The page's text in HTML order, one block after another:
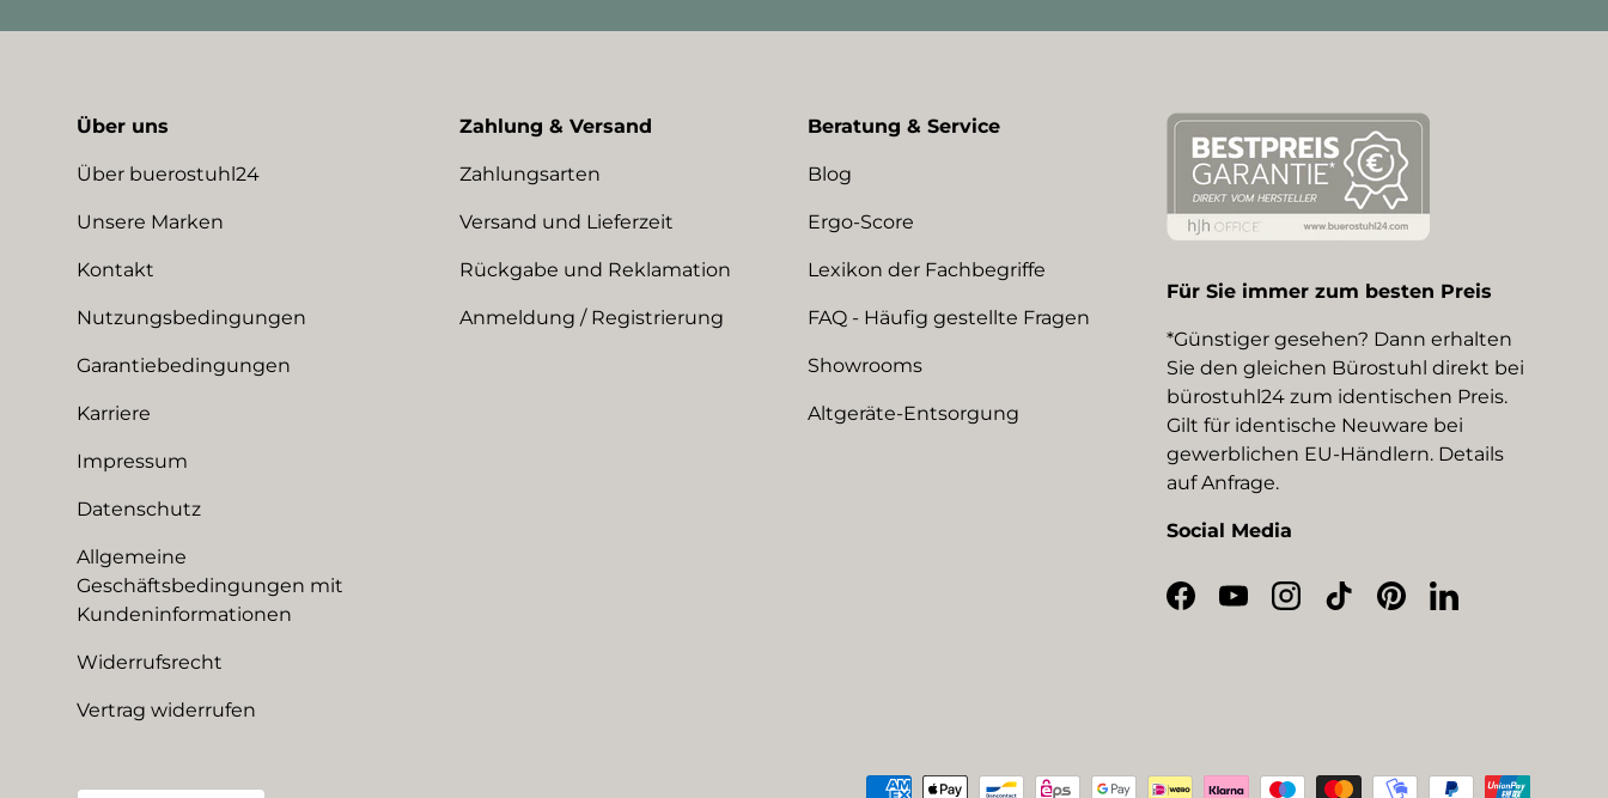
Über uns
Über buerostuhl24
Unsere Marken
Kontakt
Nutzungsbedingungen
Garantiebedingungen
Karriere
Impressum
Datenschutz
Allgemeine
Geschäftsbedingungen mit
Kundeninformationen
Widerrufsrecht
Vertrag widerrufen
Zahlung & Versand
Zahlungsarten
Versand und Lieferzeit
Rückgabe und Reklamation
Anmeldung / Registrierung
Beratung & Service
Blog
Ergo-Score
Lexikon der Fachbegriffe
FAQ - Häufig gestellte Fragen
Showrooms
Altgeräte-Entsorgung
Für Sie immer zum besten Preis
*Günstiger gesehen? Dann erhalten
Sie den gleichen Bürostuhl direkt bei
bürostuhl24 zum identischen Preis.
Gilt für identische Neuware bei
gewerblichen EU-Händlern. Details
auf Anfrage.
Social Media
Facebook
YouTubeInstagram
TikTokPinterestLinkedIn
Zahlungsmethoden